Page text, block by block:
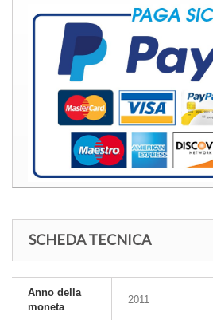
SCHEDA TECNICA
Anno della
moneta
2011